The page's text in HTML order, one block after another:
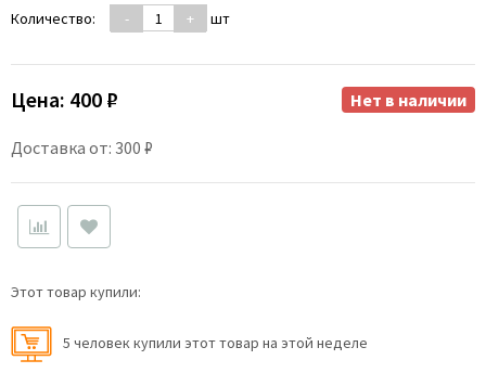
Количество: - + шт
Цена: 400 ₽
Доставка от: 300 ₽
Нет в наличии
Этот товар купили:
5 человек купили этот товар на этой неделе